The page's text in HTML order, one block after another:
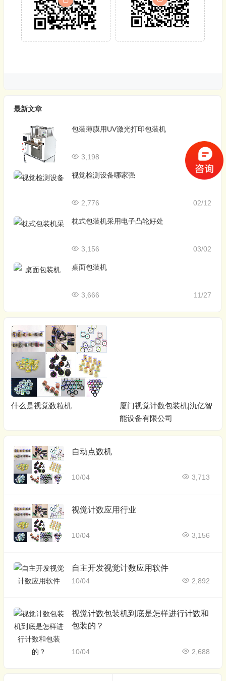
最新文章
包装薄膜用UV激光打印包装机
12/09
3,198
视觉检测设备哪家强
02/12
2,776
枕式包装机采用电子凸轮好处
03/02
3,156
桌面包装机
11/27
3,666
什么是视觉数粒机
厦门视觉计数包装机|氿亿智
能设备有限公司
自动点数机
10/04 3,713
视觉计数应用行业
10/04 3,156
自主开发视觉计数应用软件
10/04 2,892
视觉计数包装机到底是怎样进行计数和
包装的？
10/04 2,688